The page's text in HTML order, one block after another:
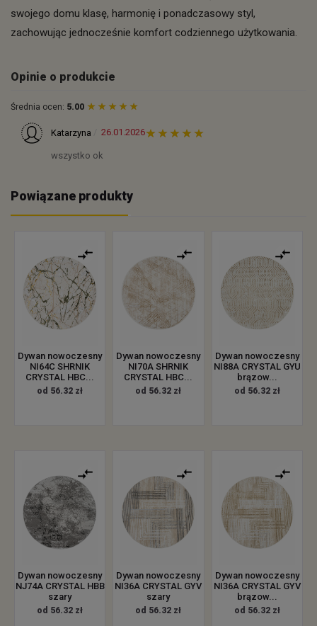
swojego domu klasę, harmonię i ponadczasowy styl,
zachowując jednocześnie komfort codziennego użytkowania.
Opinie o produkcie
Średnia ocen: 5.00
Katarzyna 26.01.2026
wszystko ok
Powiązane produkty
Dywan nowoczesny
NI64C SHRNIK
CRYSTAL HBC...
od 56.32 zł
Dywan nowoczesny
NI70A SHRNIK
CRYSTAL HBC...
od 56.32 zł
Dywan nowoczesny
NI88A CRYSTAL GYU
brązow...
od 56.32 zł
Dywan nowoczesny
NJ74A CRYSTAL HBB
szary
od 56.32 zł
Dywan nowoczesny
NI36A CRYSTAL GYV
szary
od 56.32 zł
Dywan nowoczesny
NI36A CRYSTAL GYV
brązow...
od 56.32 zł